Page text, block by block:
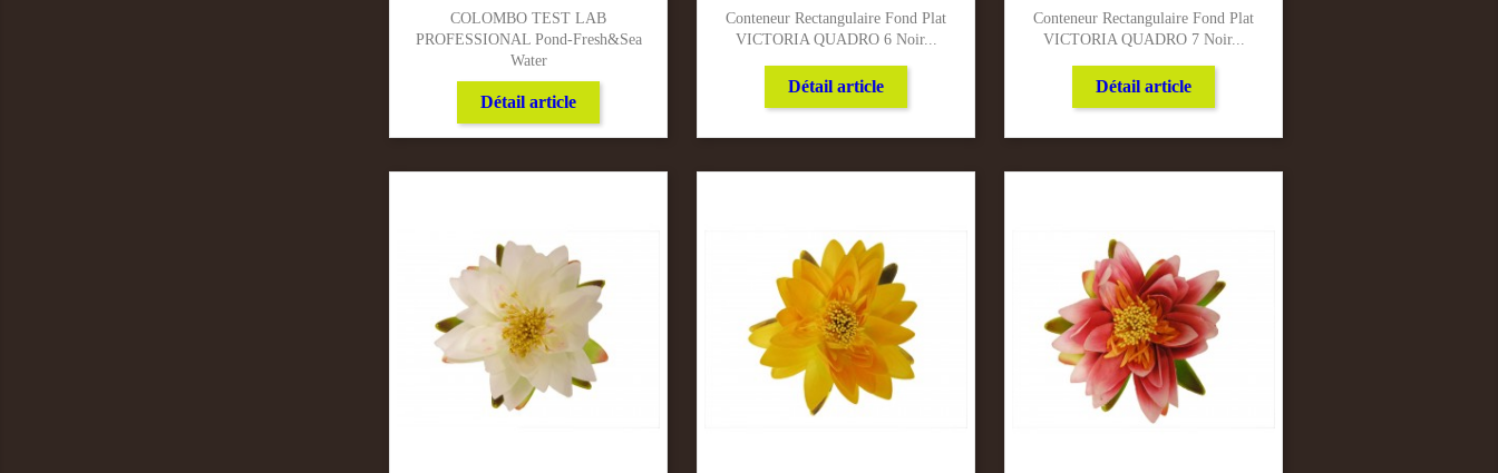
COLOMBO TEST LAB
PROFESSIONAL Pond-Fresh&sea
Water
Détail article
Conteneur Rectangulaire Fond Plat
VICTORIA QUADRO 6 Noir...
Détail article
Conteneur Rectangulaire Fond Plat
VICTORIA QUADRO 7 Noir...
Détail article